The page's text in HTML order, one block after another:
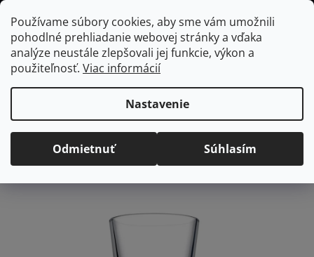
Používame súbory cookies, aby sme vám umožnili
pohodlné prehliadanie webovej stránky a vďaka
analýze neustále zlepšovali jej funkcie, výkon a
použiteľnosť. Viac informácií
Nastavenie
Odmietnuť Súhlasím
Prejsť
na
obsah
Hľadať
Domov
/ Vybavenie do jedálne / Čaj a káva
Pohár na kávu
COLOMBIAN, 360 ml
Pohár na kávu
COLOMBIAN, 360 ml
Priemerné
hodnotenie
Neohodnotené
Podrobnosti hodnotenia